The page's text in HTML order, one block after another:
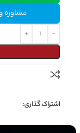
مشاوره
اشتراک گذاری: